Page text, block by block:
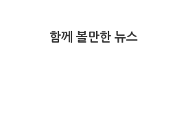
함께 볼만한 뉴스